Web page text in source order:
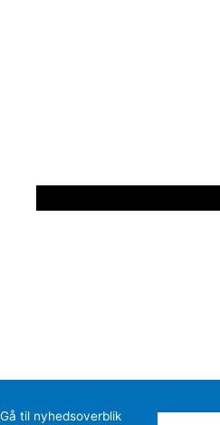
Gå til nyhedsoverblik